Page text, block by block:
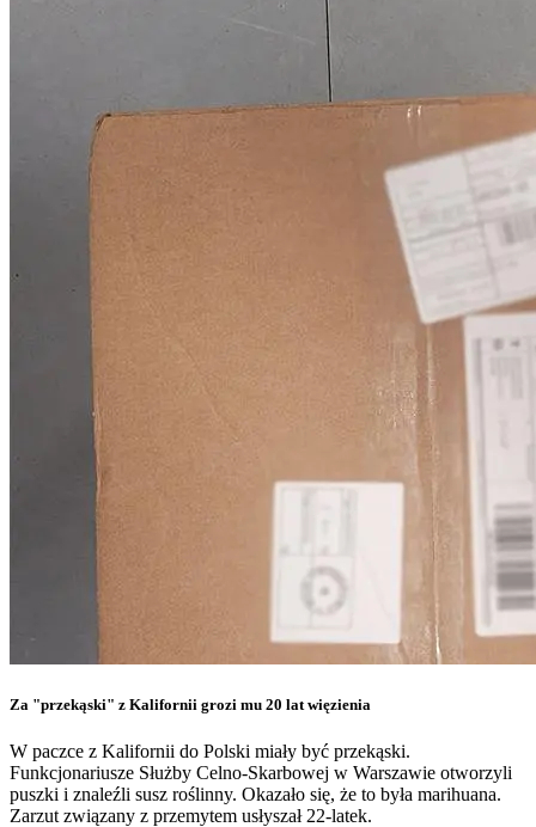
Za "przekąski" z Kalifornii grozi mu 20 lat więzienia
W paczce z Kalifornii do Polski miały być przekąski.
Funkcjonariusze Służby Celno-Skarbowej w Warszawie otworzyli
puszki i znaleźli susz roślinny. Okazało się, że to była marihuana.
Zarzut związany z przemytem usłyszał 22-latek.